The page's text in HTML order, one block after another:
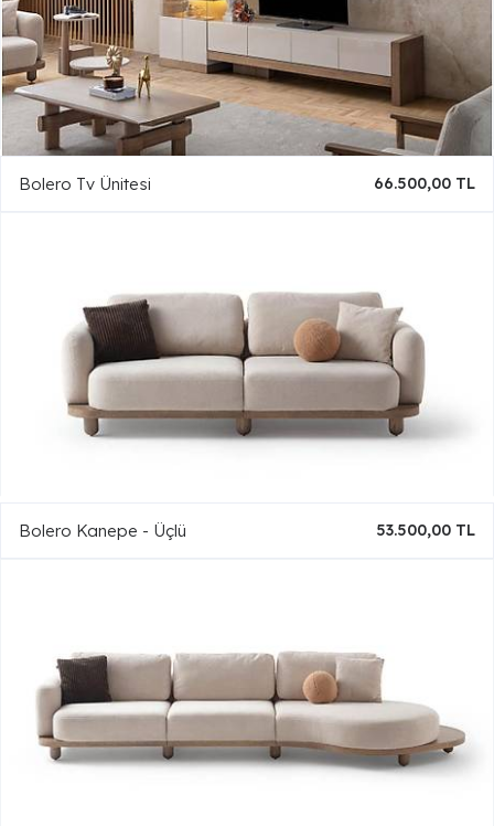
Bolero Tv Ünitesi 66.500,00 TL
Bolero Kanepe - Üçlü 53.500,00 TL